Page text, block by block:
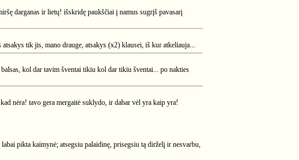
darganas ir lietų! išskridę paukščiai į namus sugrįš pavasarį
tik jis, mano drauge, atsakys (x2) klausei, iš kur atkeliauja...
kol dar tavim šventai tikiu kol dar tikiu šventai... po nakties
nėra! tavo gera mergaitė suklydo, ir dabar vėl yra kaip yra!
pikta kaimynė; atsegsiu palaidinę, prisegsiu tą dirželį ir nesvarbu,